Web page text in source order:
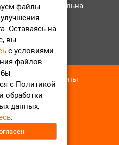
tvr24.tv обязательна.
Все права защищены
файлы
Оставаясь на
вы
с условиями
файлов
с Политикой
обработки
данных,
.